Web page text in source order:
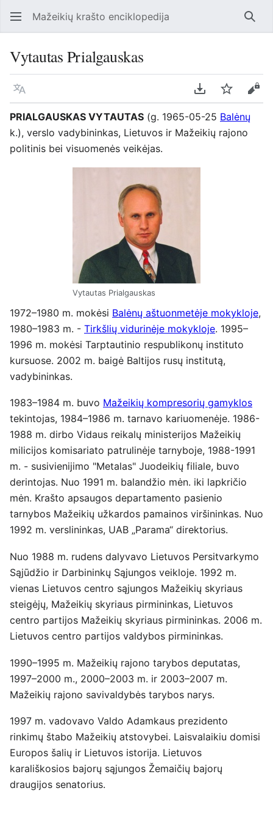
Mažeikių krašto enciklopedija
Vytautas Prialgauskas
Kalba Parsisiųsti kaip
Stebėti
PRIALGAUSKAS VYTAUTAS (g. 1965-05-25 Balėnų
k.), verslo vadybininkas, Lietuvos ir Mažeikių rajono
politinis bei visuomenės veikėjas.
Vytautas Prialgauskas
1972–1980 m. mokėsi Balėnų aštuonmetėje mokykloje,
1980–1983 m. - Tirkšlių vidurinėje mokykloje. 1995–
1996 m. mokėsi Tarptautinio respublikonų instituto
kursuose. 2002 m. baigė Baltijos rusų institutą,
vadybininkas.
1983–1984 m. buvo Mažeikių kompresorių gamyklos
tekintojas, 1984–1986 m. tarnavo kariuomenėje. 1986-
1988 m. dirbo Vidaus reikalų ministerijos Mažeikių
milicijos komisariato patrulinėje tarnyboje, 1988-1991
m. - susivienijimo "Metalas" Juodeikių filiale, buvo
derintojas. Nuo 1991 m. balandžio mėn. iki lapkričio
mėn. Krašto apsaugos departamento pasienio
tarnybos Mažeikių užkardos pamainos viršininkas. Nuo
1992 m. verslininkas, UAB „Parama“ direktorius.
Nuo 1988 m. rudens dalyvavo Lietuvos Persitvarkymo
Sąjūdžio ir Darbininkų Sąjungos veikloje. 1992 m.
vienas Lietuvos centro sąjungos Mažeikių skyriaus
steigėjų, Mažeikių skyriaus pirmininkas, Lietuvos
centro partijos Mažeikių skyriaus pirmininkas. 2006 m.
Lietuvos centro partijos valdybos pirmininkas.
1990–1995 m. Mažeikių rajono tarybos deputatas,
1997–2000 m., 2000–2003 m. ir 2003–2007 m.
Mažeikių rajono savivaldybės tarybos narys.
1997 m. vadovavo Valdo Adamkaus prezidento
rinkimų štabo Mažeikių atstovybei. Laisvalaikiu domisi
Europos šalių ir Lietuvos istorija. Lietuvos
karališkosios bajorų sąjungos Žemaičių bajorų
draugijos senatorius.